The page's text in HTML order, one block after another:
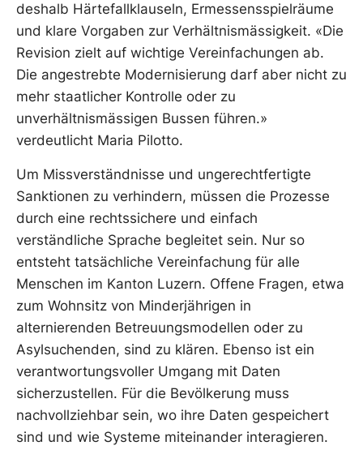
deshalb Härtefallklauseln, Ermessensspielräume
und klare Vorgaben zur Verhältnismässigkeit. «Die
Revision zielt auf wichtige Vereinfachungen ab.
Die angestrebte Modernisierung darf aber nicht zu
mehr staatlicher Kontrolle oder zu
unverhältnismässigen Bussen führen.»
verdeutlicht Maria Pilotto.
Um Missverständnisse und ungerechtfertigte
Sanktionen zu verhindern, müssen die Prozesse
durch eine rechtssichere und einfach
verständliche Sprache begleitet sein. Nur so
entsteht tatsächliche Vereinfachung für alle
Menschen im Kanton Luzern. Offene Fragen, etwa
zum Wohnsitz von Minderjährigen in
alternierenden Betreuungsmodellen oder zu
Asylsuchenden, sind zu klären. Ebenso ist ein
verantwortungsvoller Umgang mit Daten
sicherzustellen. Für die Bevölkerung muss
nachvollziehbar sein, wo ihre Daten gespeichert
sind und wie Systeme miteinander interagieren.